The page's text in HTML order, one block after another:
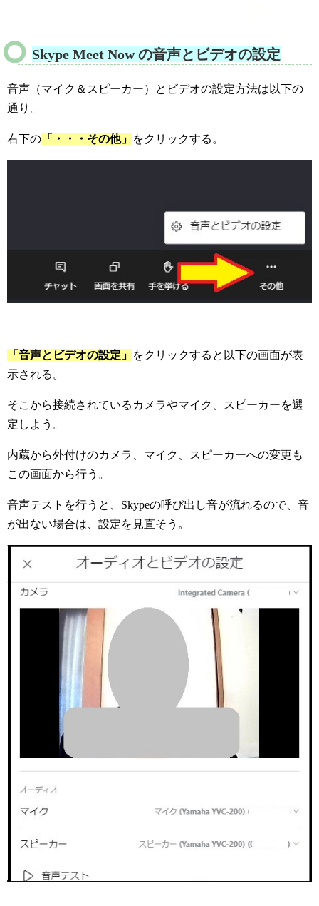
Skype Meet Now の音声とビデオの設定
音声（マイク＆スピーカー）とビデオの設定方法は以下の
通り。
右下の 「・・・その他」 をクリックする。
「音声とビデオの設定」 をクリックすると以下の画面が表
示される。
そこから接続されているカメラやマイク、スピーカーを選
定しよう。
内蔵から外付けのカメラ、マイク、スピーカーへの変更も
この画面から行う。
音声テストを行うと、Skypeの呼び出し音が流れるので、音
が出ない場合は、設定を見直そう。